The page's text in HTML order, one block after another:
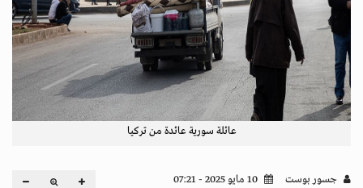
عائلة سورية عائدة من تركيا
جسور بوست